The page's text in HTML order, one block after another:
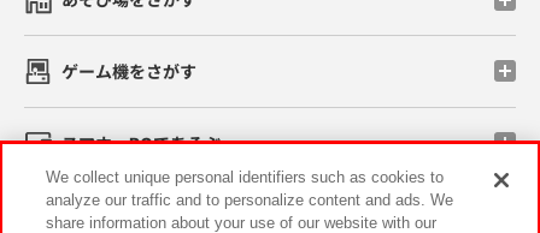
ゲーム機をさがす
スマホ・PCであそぶ
イベント・キャンペーン
We collect unique personal identifiers such as cookies to
analyze our traffic and to personalize content and ads. We
share information about your use of our website with our